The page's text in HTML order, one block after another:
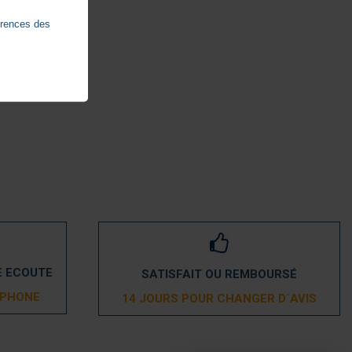
ECOUTE
SATISFAIT OU REMBOURSÉ
14 JOURS POUR CHANGER D´AVIS
des